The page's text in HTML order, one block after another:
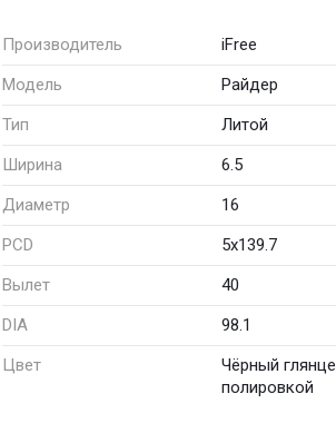
Производитель
iFree
Модель
Райдер
Тип
Литой
Ширина
6.5
Диаметр
16
PCD
5x139.7
Вылет
40
DIA
98.1
Цвет
Чёрный
полировкой